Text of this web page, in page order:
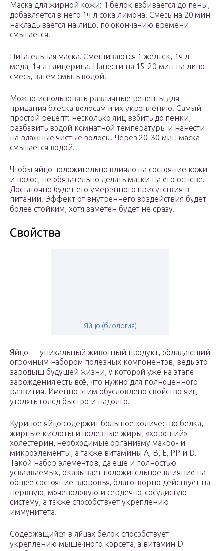
Маска для жирной кожи: 1 белок взбивается до пены,
добавляется в него 1ч л сока лимона. Смесь на 20 мин
накладывается на лицо, по окончанию времени
смывается.
Питательная маска. Смешиваются 1 желток, 1ч л
меда, 1ч л глицерина. Нанести на 15-20 мин на лицо
смесь, затем смыть водой.
Можно использовать различные рецепты для
придания блеска волосам и их укреплению. Самый
простой рецепт: несколько яиц взбить до пенки,
разбавить водой комнатной температуры и нанести
на влажные чистые волосы. Через 20-30 мин маска
смывается водой.
Чтобы яйцо положительно влияло на состояние кожи
и волос, не обязательно делать маски на его основе.
Достаточно будет его умеренного присутствия в
питании. Эффект от внутреннего воздействия будет
более стойким, хотя заметен будет не сразу.
Свойства
Яйцо (биология)
Яйцо — уникальный животный продукт, обладающий
огромным набором полезных компонентов, ведь это
зародыш будущей жизни, у которой уже на этапе
зарождения есть всё, что нужно для полноценного
развития. Именно этим обусловлено свойство яиц
утолять голод быстро и надолго.
Куриное яйцо содержит большое количество белка,
жирные кислоты и полезные жиры, «хороший»
холестерин, необходимые организму макро- и
микроэлементы, а также витамины А, В, Е, РР и D.
Такой набор элементов, да ещё и полностью
усваиваемых, оказывает положительное влияние на
общее состояние здоровья, благотворно действует на
нервную, мочеполовую и сердечно-сосудистую
систему, а также способствует укреплению
иммунитета.
Содержащийся в яйцах белок способствует
укреплению мышечного корсета, а витамин D